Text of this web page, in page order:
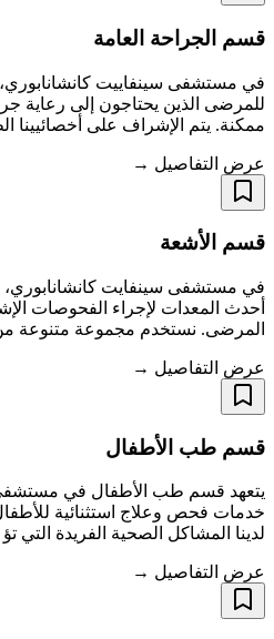
قسم الجراحة العامة
في مستشفى سينفاييت
للمرضى الذين يحتاجون إلى رعاية
ممكنة. يتم الإشراف على أخصائيينا
عرض التفاصيل →
قسم الأشعة
في مستشفى سينفايت كانشانابوري،
أحدث المعدات لإجراء الفحوصات
المرضى. نستخدم مجموعة متنوعة
عرض التفاصيل →
قسم طب الأطفال
يتعهد قسم طب الأطفال في مستشفى
خدمات فحص وعلاج استثنائية
لدينا المشاكل الصحية الفريدة التي تؤ
عرض التفاصيل →